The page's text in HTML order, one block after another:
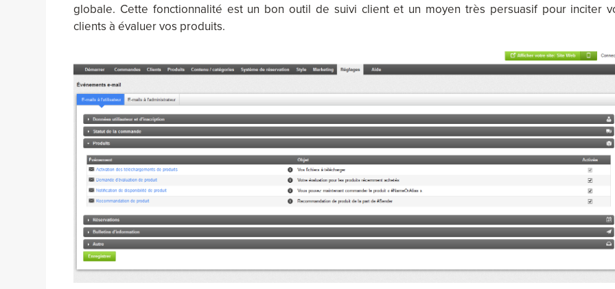
globale. Cette fonctionnalité est un bon outil de suivi client et un moyen très persuasif pour inciter
clients à évaluer vos produits.